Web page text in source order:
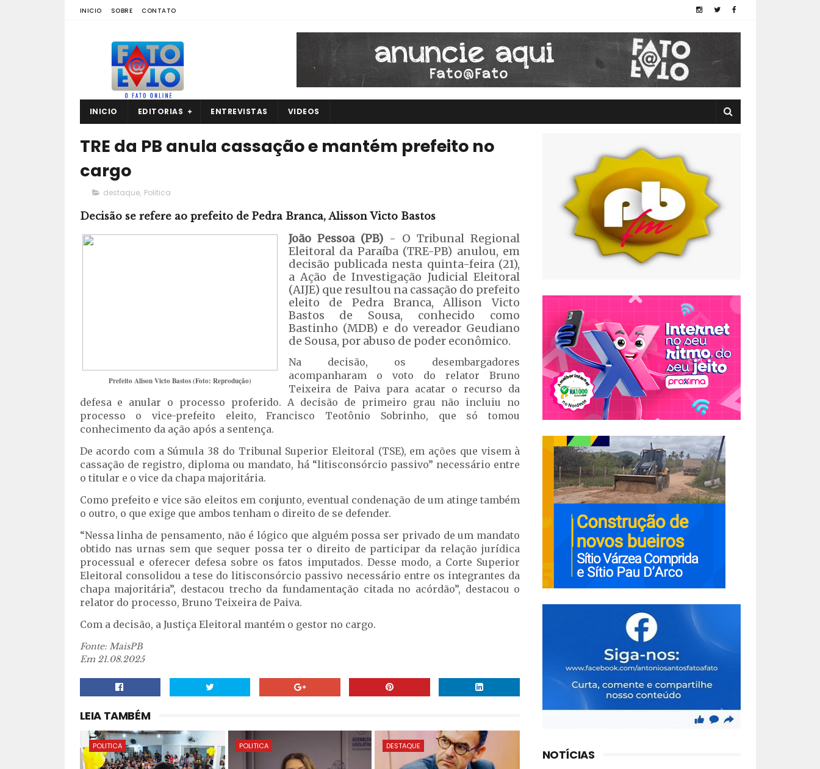
INICIO SOBRE CONTATO
INICIO EDITORIAS ENTREVISTAS VIDEOS
TRE da PB anula cassação e mantém prefeito no
cargo
destaque, Politica
Decisão se refere ao prefeito de Pedra Branca, Alisson Victo Bastos
Prefeito Alison Victo Bastos (Foto: Reprodução)
João Pessoa (PB)- O Tribunal Regional
Eleitoral da Paraíba (TRE-PB) anulou, em
decisão publicada nesta quinta-feira (21),
a Ação de Investigação Judicial Eleitoral
(AIJE) que resultou na cassação do prefeito
eleito de Pedra Branca, Allison Victo
Bastos de Sousa, conhecido como
Bastinho (MDB) e do vereador Geudiano
de Sousa, por abuso de poder econômico.
Na decisão, os desembargadores
acompanharam o voto do relator Bruno
Teixeira de Paiva para acatar o recurso da
defesa e anular o processo proferido. A decisão de primeiro grau não incluiu no
processo o vice-prefeito eleito, Francisco Teotônio Sobrinho, que só tomou
conhecimento da ação após a sentença.
De acordo com a Súmula 38 do Tribunal Superior Eleitoral (TSE), em ações que visem à
cassação de registro, diploma ou mandato, há “litisconsórcio passivo” necessário entre
o titular e o vice da chapa majoritária.
Como prefeito e vice são eleitos em conjunto, eventual condenação de um atinge também
o outro, o que exige que ambos tenham o direito de se defender.
“Nessa linha de pensamento, não é lógico que alguém possa ser privado de um mandato
obtido nas urnas sem que sequer possa ter o direito de participar da relação jurídica
processual e oferecer defesa sobre os fatos imputados. Desse modo, a Corte Superior
Eleitoral consolidou a tese do litisconsórcio passivo necessário entre os integrantes da
chapa majoritária”, destacou trecho da fundamentação citada no acórdão”, destacou o
relator do processo, Bruno Teixeira de Paiva.
Com a decisão, a Justiça Eleitoral mantém o gestor no cargo.
Fonte: MaisPB
Em 21.08.2025
LEIA TAMBÉM
POLITICA POLITICA DESTAQUE
NOTÍCIAS